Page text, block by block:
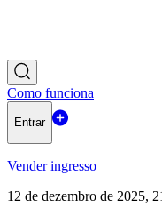
Como funciona
Entrar
Vender ingresso
12 de dezembro de 2025,